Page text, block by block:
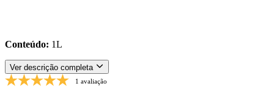
Conteúdo: 1L
Ver descrição completa
1 avaliação